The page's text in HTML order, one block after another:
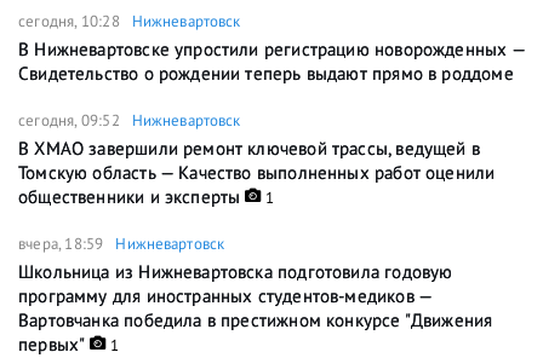
сегодня, 10:28 Нижневартовск
В Нижневартовске упростили регистрацию новорожденных —
Свидетельство о рождении теперь выдают прямо в роддоме
сегодня, 09:52 Нижневартовск
В ХМАО завершили ремонт ключевой трассы, ведущей в
Томскую область — Качество выполненных работ оценили
общественники и эксперты
1
вчера, 18:59 Нижневартовск
Школьница из Нижневартовска подготовила годовую
программу для иностранных студентов-медиков —
Вартовчанка победила в престижном конкурсе "Движения
первых"
1